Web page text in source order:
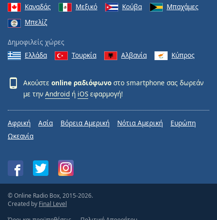
Καναδάς
Μεξικό Κούβα
Μπαχάμες
Μπελίζ
Δημοφιλείς χώρες
Ελλάδα
Τουρκία Αλβανία Κύπρος
Ακούστε online ραδιόφωνο στο smartphone σας δωρεάν
με την Android ή iOS εφαρμογή!
Αφρική Ασία Βόρεια Αμερική Νότια Αμερική
Ευρώπη
Ωκεανία
© Online Radio Box, 2015-2026.
Created by Final Level